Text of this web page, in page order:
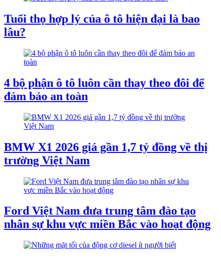
Tuổi thọ hợp lý của ô tô hiện đại là bao
lâu?
4 bộ phận ô tô luôn cần thay theo đôi để
đảm bảo an toàn
BMW X1 2026 giá gần 1,7 tỷ đồng về thị
trường Việt Nam
Ford Việt Nam đưa trung tâm đào tạo
nhân sự khu vực miền Bắc vào hoạt động